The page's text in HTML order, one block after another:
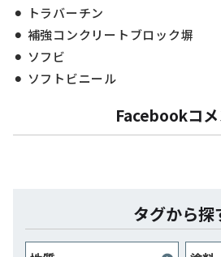
トラバーチン
補強コンクリートブロック塀
ソフビ
ソフトビニール
Facebookコメ
タグから探